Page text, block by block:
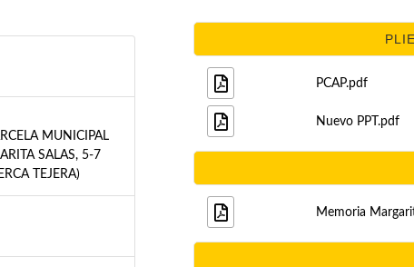
MUNICIPAL
SALAS, 5-7
TEJERA)
PCAP.pdf
Nuevo PPT.pdf
Memoria